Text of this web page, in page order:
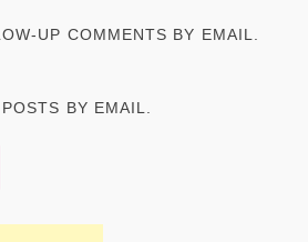
UP COMMENTS BY EMAIL.
BY EMAIL.